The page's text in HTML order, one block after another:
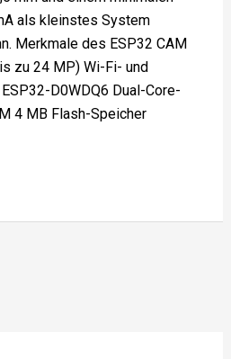
als kleinstes System
Merkmale des ESP32 CAM
zu 24 MP) Wi-Fi- und
D0WDQ6 Dual-Core-
4 MB Flash-Speicher